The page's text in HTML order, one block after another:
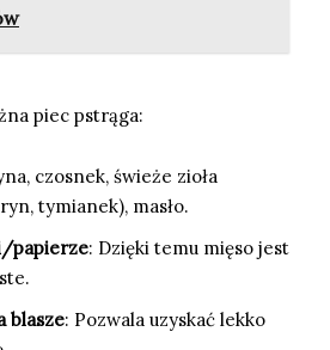
piec pstrąga:
czosnek, świeże zioła
tymianek), masło.
papierze: Dzięki temu mięso jest
blasze: Pozwala uzyskać lekko